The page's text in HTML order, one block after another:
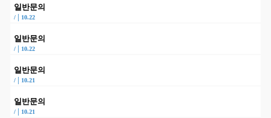
일반문의
/ 10.22
일반문의
/ 10.22
일반문의
/ 10.21
일반문의
/ 10.21